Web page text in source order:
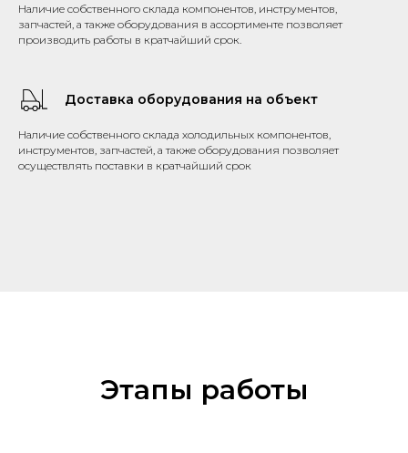
Наличие собственного склада компонентов, инструментов,
запчастей, а также оборудования в ассортименте позволяет
производить работы в кратчайший срок.
Доставка оборудования на объект
Наличие собственного склада холодильных компонентов,
инструментов, запчастей, а также оборудования позволяет
осуществлять поставки в кратчайший срок
Этапы работы